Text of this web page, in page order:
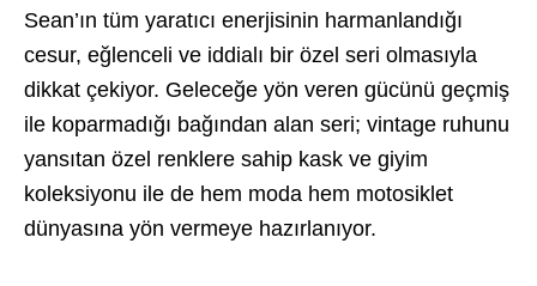
Sean’ın tüm yaratıcı enerjisinin harmanlandığı
cesur, eğlenceli ve iddialı bir özel seri olmasıyla
dikkat çekiyor. Geleceğe yön veren gücünü geçmiş
ile koparmadığı bağından alan seri; vintage ruhunu
yansıtan özel renklere sahip kask ve giyim
koleksiyonu ile de hem moda hem motosiklet
dünyasına yön vermeye hazırlanıyor.